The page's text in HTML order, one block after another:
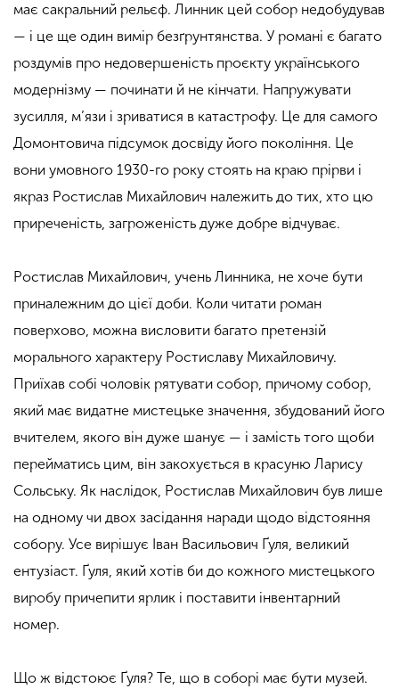
має сакральний рельєф. Линник цей собор недобудував
— і це ще один вимір безґрунтянства. У романі є багато
роздумів про недовершеність проєкту українського
модернізму — починати й не кінчати. Напружувати
зусилля, м’язи і зриватися в катастрофу. Це для самого
Домонтовича підсумок досвіду його покоління. Це
вони умовного 1930-го року стоять на краю прірви і
якраз Ростислав Михайлович належить до тих, хто цю
приреченість, загроженість дуже добре відчуває.
Ростислав Михайлович, учень Линника, не хоче бути
приналежним до цієї доби. Коли читати роман
поверхово, можна висловити багато претензій
морального характеру Ростиславу Михайловичу.
Приїхав собі чоловік рятувати собор, причому собор,
який має видатне мистецьке значення, збудований його
вчителем, якого він дуже шанує — і замість того щоби
перейматись цим, він закохується в красуню Ларису
Сольську. Як наслідок, Ростислав Михайлович був лише
на одному чи двох засідання наради щодо відстояння
собору. Усе вирішує Іван Васильович Ґуля, великий
ентузіаст. Ґуля, який хотів би до кожного мистецького
виробу причепити ярлик і поставити інвентарний
номер.
Що ж відстоює Ґуля? Те, що в соборі має бути музей.